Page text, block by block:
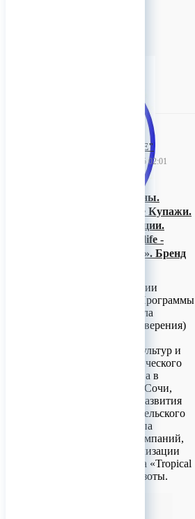
ООО "ЛАНЕ"
08 декабря 2025 02:01
Гидролаты. Тизаны.
Функциональные Купажи.
Тропические Специи.
Проект «Tropical life -
Целебные экзоты». Бренд
В рамках реализации
общероссийской Программы
«Расширение ареала
возделывания (осеверения)
субтропических культур и
развития субтропического
сельского хозяйства в
России», в городе Сочи,
АНО «Академия развития
субтропического сельского
хозяйства» и группа
дружественных компаний,
приступили к реализации
пилотного проекта «Tropical
life - Целебные Экзоты.